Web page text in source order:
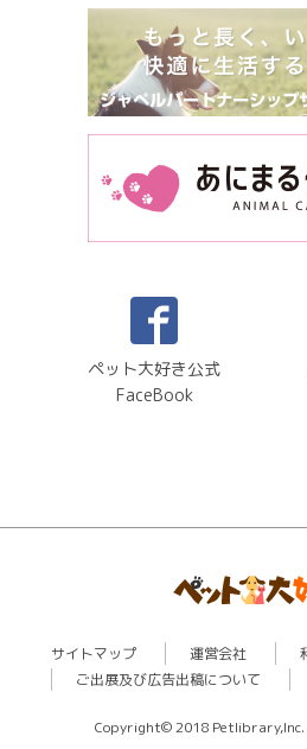
ペット大好き公式
FaceBook
サイトマップ 運営会社
ご出展及び広告出稿について
Copyright© 2018